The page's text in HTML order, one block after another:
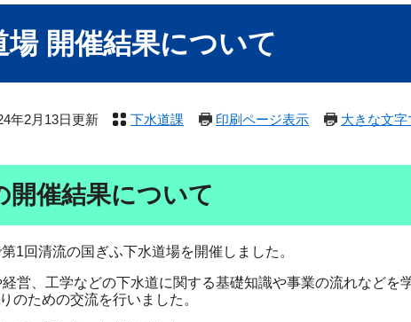
開催結果について
年2月13日更新 下水道課 印刷ページ表示 大きな文
開催結果について​
回清流の国ぎふ下水道場を開催しました。
、工学などの下水道に関する基礎知識や事業の流れなどを
のための交流を行いました。